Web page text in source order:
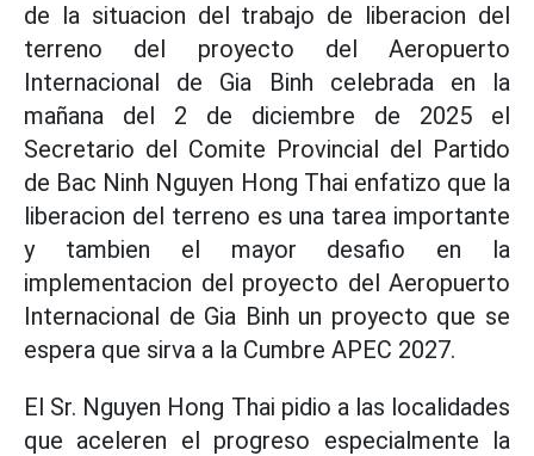
de la situacion del trabajo de liberacion del
terreno del proyecto del Aeropuerto
Internacional de Gia Binh celebrada en la
mañana del 2 de diciembre de 2025 el
Secretario del Comite Provincial del Partido
de Bac Ninh Nguyen Hong Thai enfatizo que la
liberacion del terreno es una tarea importante
y tambien el mayor desafio en la
implementacion del proyecto del Aeropuerto
Internacional de Gia Binh un proyecto que se
espera que sirva a la Cumbre APEC 2027.
El Sr. Nguyen Hong Thai pidio a las localidades
que aceleren el progreso especialmente la